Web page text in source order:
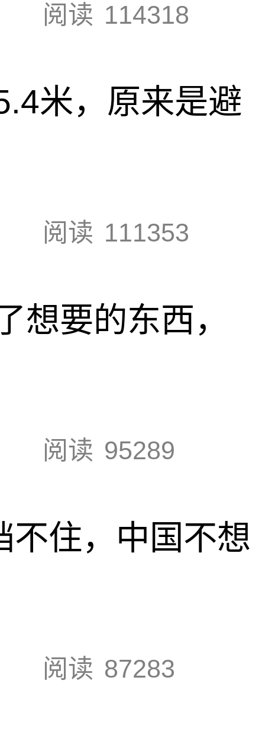
阅读 114318
米，原来是避
阅读 111353
想要的东西，
阅读 95289
不住，中国不想
阅读 87283